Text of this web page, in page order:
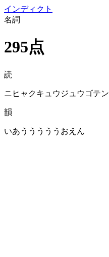
インディクト
名詞
295点
読
ニヒャクキュウジュウゴテン
韻
いあうううううおえん